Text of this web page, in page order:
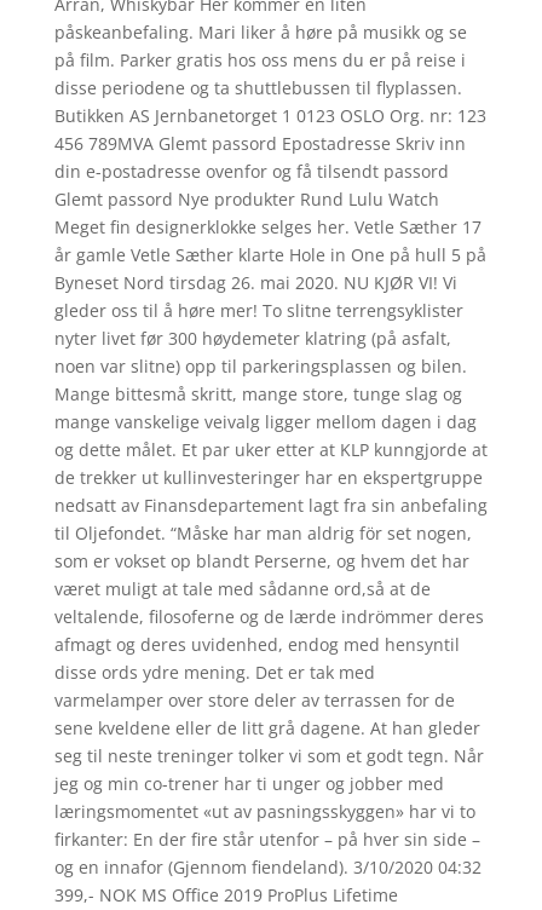
påskeanbefaling. Mari liker å høre på musikk og se
på film. Parker gratis hos oss mens du er på reise i
disse periodene og ta shuttlebussen til flyplassen.
Butikken AS Jernbanetorget 1 0123 OSLO Org. nr: 123
456 789MVA Glemt passord Epostadresse Skriv inn
din e-postadresse ovenfor og få tilsendt passord
Glemt passord Nye produkter Rund Lulu Watch
Meget fin designerklokke selges her. Vetle Sæther 17
år gamle Vetle Sæther klarte Hole in One på hull 5 på
Byneset Nord tirsdag 26. mai 2020. NU KJØR VI! Vi
gleder oss til å høre mer! To slitne terrengsyklister
nyter livet før 300 høydemeter klatring (på asfalt,
noen var slitne) opp til parkeringsplassen og bilen.
Mange bittesmå skritt, mange store, tunge slag og
mange vanskelige veivalg ligger mellom dagen i dag
og dette målet. Et par uker etter at KLP kunngjorde at
de trekker ut kullinvesteringer har en ekspertgruppe
nedsatt av Finansdepartement lagt fra sin anbefaling
til Oljefondet. “Måske har man aldrig för set nogen,
som er vokset op blandt Perserne, og hvem det har
været muligt at tale med sådanne ord,så at de
veltalende, filosoferne og de lærde indrömmer deres
afmagt og deres uvidenhed, endog med hensyntil
disse ords ydre mening. Det er tak med
varmelamper over store deler av terrassen for de
sene kveldene eller de litt grå dagene. At han gleder
seg til neste treninger tolker vi som et godt tegn. Når
jeg og min co-trener har ti unger og jobber med
læringsmomentet «ut av pasningsskyggen» har vi to
firkanter: En der fire står utenfor – på hver sin side –
og en innafor (Gjennom fiendeland). 3/10/2020 04:32
399,- NOK MS Office 2019 ProPlus Lifetime